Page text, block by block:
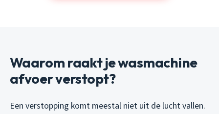
Waarom raakt je wasmachine
afvoer verstopt?
Een verstopping komt meestal niet uit de lucht vallen.